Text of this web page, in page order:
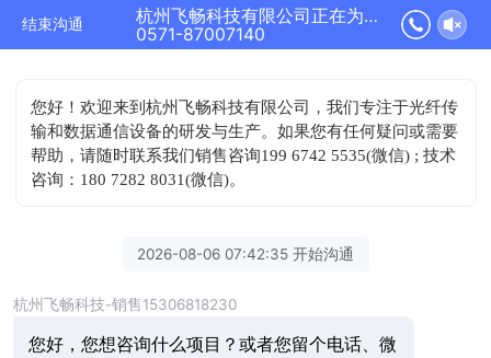
结束沟通
杭州飞畅科技有限公司正在为您服务
0571-87007140
您好！欢迎来到杭州飞畅科技有限公司，我们专注于光纤传
输和数据通信设备的研发与生产。如果您有任何疑问或需要
帮助，请随时联系我们销售咨询199 6742 5535(微信) ; 技术
咨询：180 7282 8031(微信)。
2026-08-06 07:42:35 开始沟通
杭州飞畅科技-销售15306818230
您好，您想咨询什么项目？或者您留个电话、微